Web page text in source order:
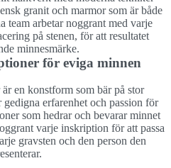
granit och marmor som är både
team arbetar noggrant med varje
på stenen, för att resultatet
minnesmärke.
för eviga minnen
en konstform som bär på stor
erfarenhet och passion för
som hedrar och bevarar minnet
varje inskription för att passa
gravsten och den person den